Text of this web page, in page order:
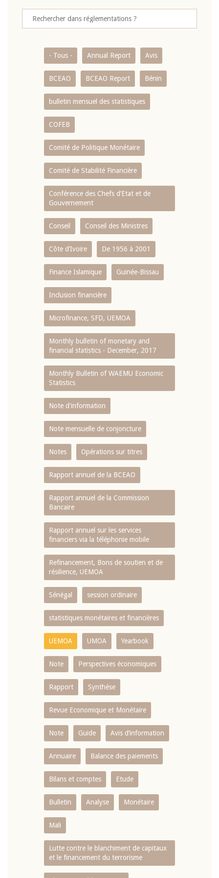
- Tous - Annual Report Avis
BCEAO BCEAO Report Bénin
bulletin mensuel des statistiques
COFEB
Comité de Politique Monétaire
Comité de Stabilité Financière
Conférence des Chefs d’Etat et de
Gouvernement
Conseil Conseil des Ministres
Côte d’Ivoire De 1956 à 2001
Finance Islamique Guinée-Bissau
Inclusion financière
Microfinance, SFD, UEMOA
Monthly bulletin of monetary and
financial statistics - December, 2017
Monthly Bulletin of WAEMU Economic
Statistics
Note d'information
Note mensuelle de conjoncture
Notes Opérations sur titres
Rapport annuel de la BCEAO
Rapport annuel de la Commission
Bancaire
Rapport annuel sur les services
financiers via la téléphonie mobile
Refinancement, Bons de soutien et de
résilience, UEMOA
Sénégal session ordinaire
statistiques monétaires et financières
UEMOA UMOA Yearbook
Note Perspectives économiques
Rapport Synthése
Revue Economique et Monétaire
Note Guide Avis d’information
Annuaire Balance des paiements
Bilans et comptes Etude
Bulletin Analyse Monétaire
Mali
Lutte contre le blanchiment de capitaux
et le financement du terrorisme